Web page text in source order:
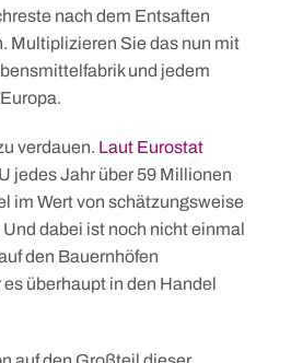
nach dem Entsaften
Multiplizieren Sie das nun mit
und jedem
verdauen. Laut Eurostat
jedes Jahr über 59 Millionen
im Wert von schätzungsweise
dabei ist noch nicht einmal
den Bauernhöfen
überhaupt in den Handel